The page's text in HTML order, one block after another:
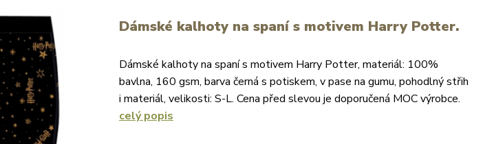
Dámské kalhoty na spaní s motivem Harry Potter.
Dámské kalhoty na spaní s motivem Harry Potter, materiál: 100%
bavlna, 160 gsm, barva černá s potiskem, v pase na gumu, pohodlný střih
i materiál, velikosti: S-L. Cena před slevou je doporučená MOC výrobce.
celý popis